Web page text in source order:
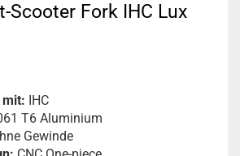
Scooter Fork IHC Lux
mit: IHC
T6 Aluminium
Gewinde